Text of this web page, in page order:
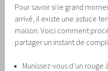
Pour savoir si le grand
arrivé, il existe une astuce
maison. Voici comment
partager un instant de
Munissez-vous d’un